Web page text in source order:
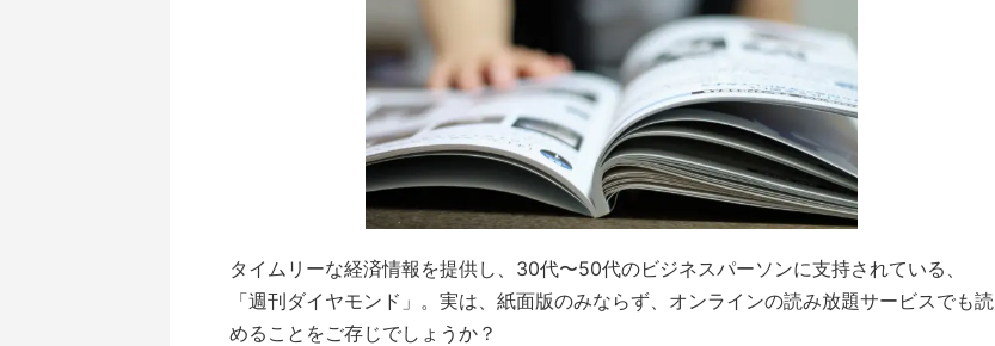
タイムリーな経済情報を提供し、30代〜50代のビジネスパーソンに支持されている、
「週刊ダイヤモンド」。実は、紙面版のみならず、オンラインの読み放題サービスでも読
めることをご存じでしょうか？